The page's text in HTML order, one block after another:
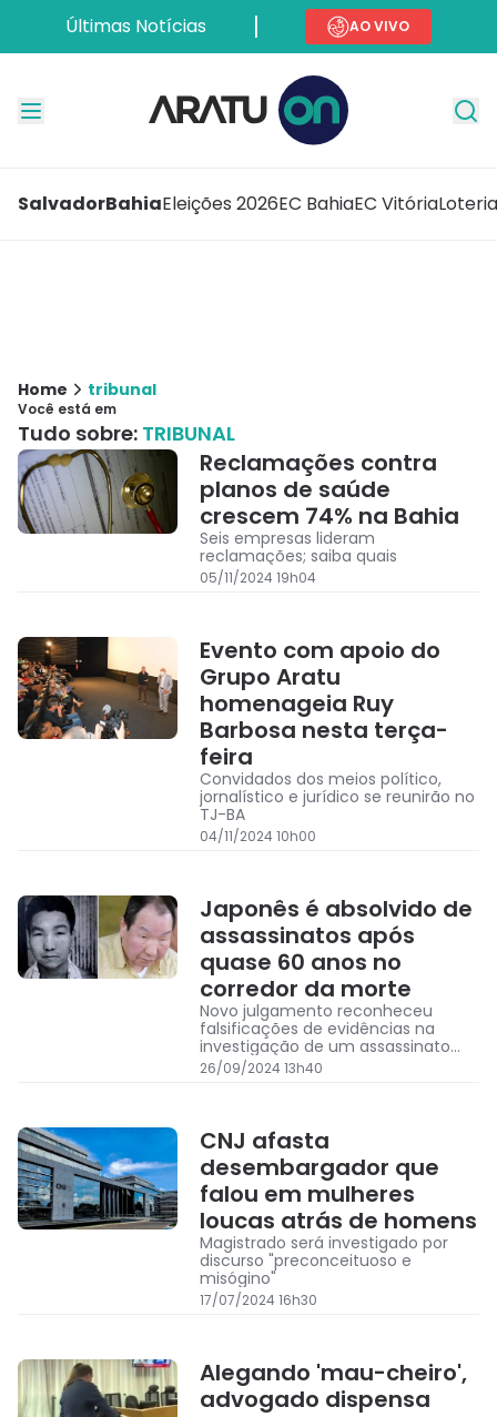
Últimas Notícias AO VIVO
SalvadorBahiaEleições 2026EC BahiaEC Vitória
Home tribunal
Você está em
Tudo sobre: TRIBUNAL
Reclamações contra
planos de saúde
crescem 74% na Bahia
Seis empresas lideram
reclamações; saiba quais
05/11/2024 19h04
Evento com apoio do
Grupo Aratu
homenageia Ruy
Barbosa nesta terça-
feira
Convidados dos meios político,
jornalístico e jurídico se reunirão no
TJ-BA
04/11/2024 10h00
Japonês é absolvido de
assassinatos após
quase 60 anos no
corredor da morte
Novo julgamento reconheceu
falsificações de evidências na
investigação de um assassinato
quádruplo em 1966
26/09/2024 13h40
CNJ afasta
desembargador que
falou em mulheres
loucas atrás de homens
Magistrado será investigado por
discurso "preconceituoso e
misógino"
17/07/2024 16h30
Alegando 'mau-cheiro',
advogado dispensa